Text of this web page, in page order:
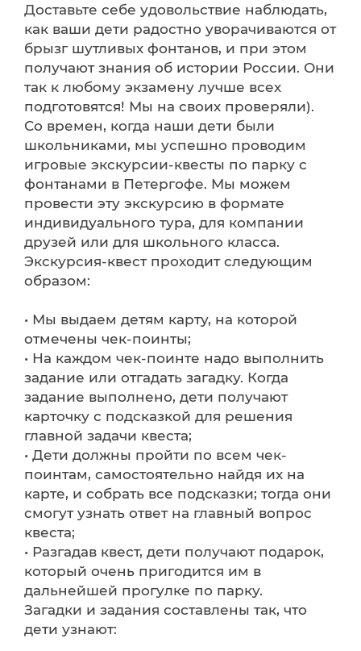
Доставьте себе удовольствие наблюдать,
как ваши дети радостно уворачиваются от
брызг шутливых фонтанов, и при этом
получают знания об истории России. Они
так к любому экзамену лучше всех
подготовятся! Мы на своих проверяли).
Со времен, когда наши дети были
школьниками, мы успешно проводим
игровые экскурсии-квесты по парку с
фонтанами в Петергофе. Мы можем
провести эту экскурсию в формате
индивидуального тура, для компании
друзей или для школьного класса.
Экскурсия-квест проходит следующим
образом:
• Мы выдаем детям карту, на которой
отмечены чек-поинты;
• На каждом чек-поинте надо выполнить
задание или отгадать загадку. Когда
задание выполнено, дети получают
карточку с подсказкой для решения
главной задачи квеста;
• Дети должны пройти по всем чек-
поинтам, самостоятельно найдя их на
карте, и собрать все подсказки; тогда они
смогут узнать ответ на главный вопрос
квеста;
• Разгадав квест, дети получают подарок,
который очень пригодится им в
дальнейшей прогулке по парку.
Загадки и задания составлены так, что
дети узнают: